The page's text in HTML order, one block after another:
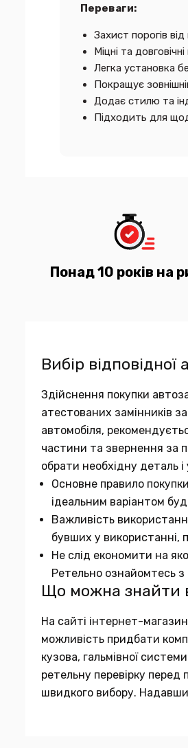
Переваги:
Захист порогів
Міцні та
Легка установка
Покращує
Додає стилю та
Підходить для
Понад 10 років на
Вибір
Здійснення покупки
атестованих замінників
автомобіля,
частини та звернення за
обрати необхідну деталь
Основне правило
ідеальним варіантом
Важливість
бувших у використанні,
Не слід економити на
Ретельно ознайомтесь з
Що можна знайти
На сайті інтернет-
можливість придбати
кузова, гальмівної
ретельну перевірку перед
швидкого вибору. Надавши